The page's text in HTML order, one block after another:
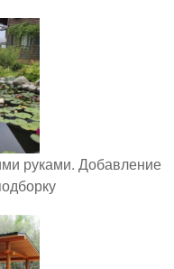
руками. Добавление